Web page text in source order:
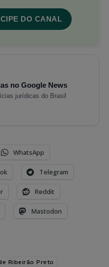
DO CANAL
no Google News
jurídicas do Brasil
WhatsApp
Telegram
Reddit
Mastodon
Ribeirão Preto